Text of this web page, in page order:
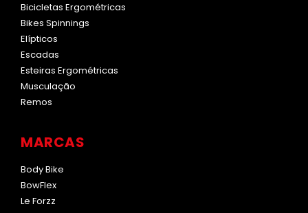
Bicicletas Ergométricas
Bikes Spinnings
Elípticos
Escadas
Esteiras Ergométricas
Musculação
Remos
MARCAS
Body Bike
BowFlex
Le Forzz